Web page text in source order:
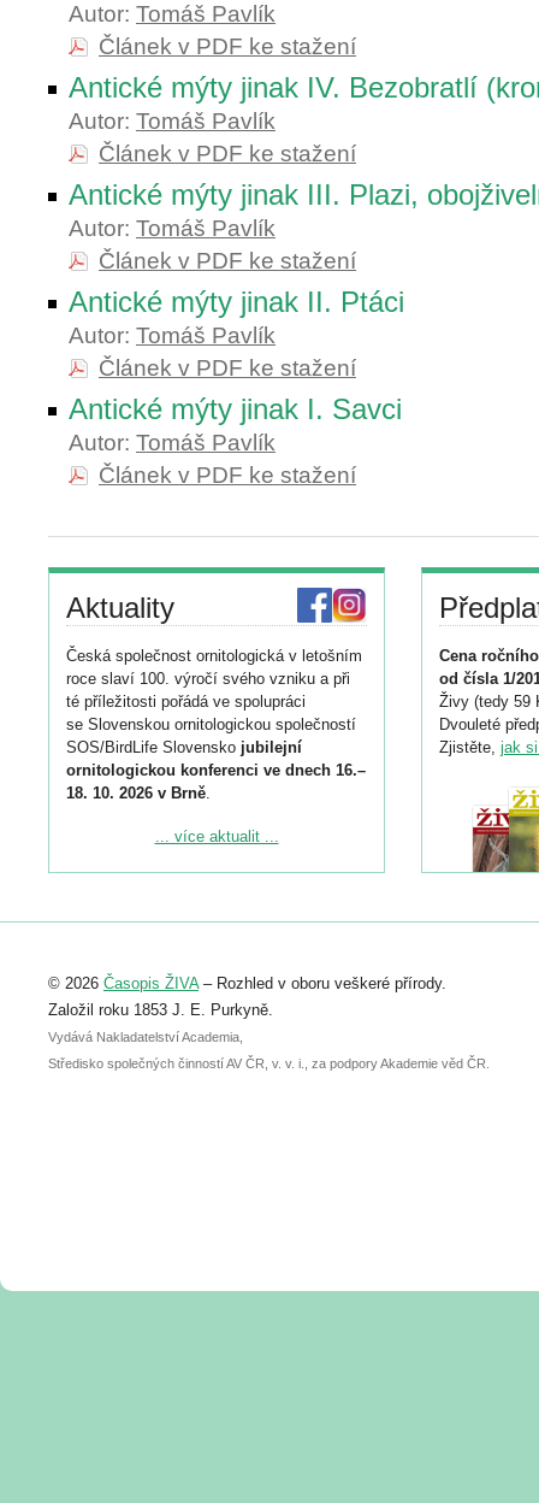
Autor: Tomáš Pavlík
Článek v PDF ke stažení
Antické mýty jinak IV. Bezobratlí
Autor: Tomáš Pavlík
Článek v PDF ke stažení
Antické mýty jinak III. Plazi,
Autor: Tomáš Pavlík
Článek v PDF ke stažení
Antické mýty jinak II. Ptáci
Autor: Tomáš Pavlík
Článek v PDF ke stažení
Antické mýty jinak I. Savci
Autor: Tomáš Pavlík
Článek v PDF ke stažení
Aktuality
Česká společnost ornitologická v letošním
roce slaví 100. výročí svého vzniku a při
té příležitosti pořádá ve spolupráci
se Slovenskou ornitologickou společností
SOS/BirdLife Slovensko jubilejní
ornitologickou konferenci ve dnech 16.–
18. 10. 2026 v Brně.
Podrobnější informace ke konferenci
Registrovat se můžete do 6. září.
abstraktu přihlášené přednášky nebo
posteru je už 30. června.
... více aktualit ...
Cena
od čísla 1/
Živy (tedy 59
Dvouleté
Zjistěte, jak
© 2026 Časopis ŽIVA– Rozhled v oboru veškeré přírody.
Založil roku 1853 J. E. Purkyně.
Vydává Nakladatelství Academia,
Středisko společných činností AV ČR, v. v. i., za podpory Akademie věd ČR.